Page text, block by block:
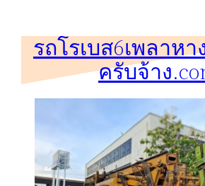
รถโรเบส6เพลาห
ครับจ้าง